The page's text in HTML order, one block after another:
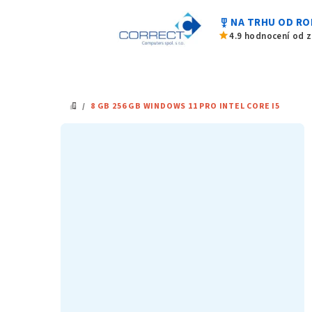
military_tech NA TRHU OD
star4.9 hodnocení od
DOMŮ
/ 8 GB 256 GB WINDOWS 11 PRO INTEL CORE I5